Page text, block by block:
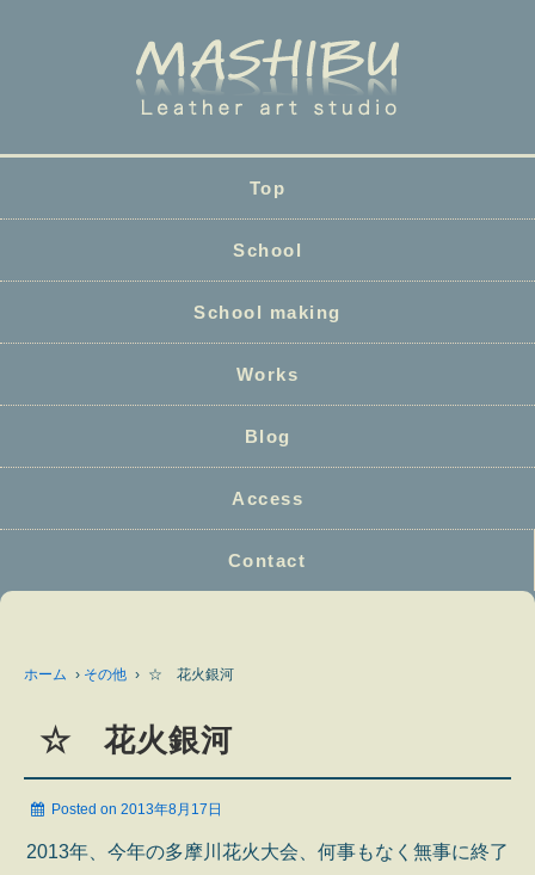
Top
School
School making
Works
Blog
Access
Contact
ホーム › その他 › ☆ 花火銀河
☆ 花火銀河
Posted on 2013年8月17日
2013年、今年の多摩川花火大会、何事もなく無事に終了